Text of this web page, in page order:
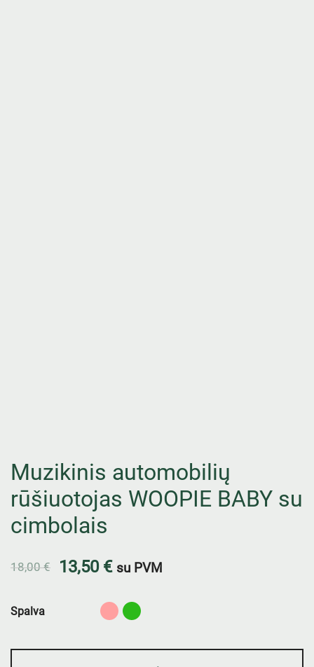
Muzikinis automobilių
rūšiuotojas WOOPIE BABY su
cimbolais
18,00€ 13,50 € su PVM
Spalva